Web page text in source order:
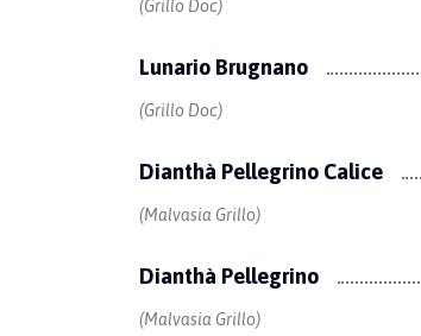
(Grillo Doc)
Lunario Brugnano
(Grillo Doc)
Dianthà Pellegrino Calice
(Malvasia Grillo)
Dianthà Pellegrino
(Malvasia Grillo)